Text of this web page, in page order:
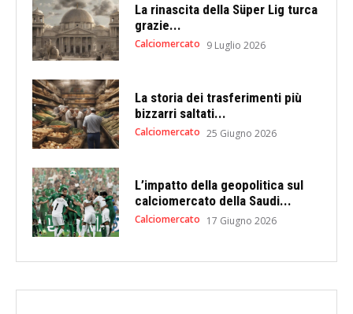
La rinascita della Süper Lig turca
grazie...
Calciomercato 9 Luglio 2026
La storia dei trasferimenti più
bizzarri saltati...
Calciomercato 25 Giugno 2026
L’impatto della geopolitica sul
calciomercato della Saudi...
Calciomercato 17 Giugno 2026